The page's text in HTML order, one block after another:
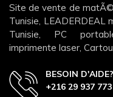
Site de vente de
Tunisie, LEADERDEAL
Tunisie, PC
imprimente laser,
BESOIN D'AIDE?
+216 29 937 773